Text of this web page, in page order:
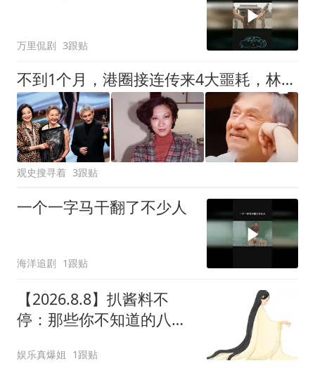
万里侃剧 3跟贴
不到1个月，港圈接连传来4大噩耗，林青霞、成龙的现状令人担忧
观史搜寻着 3跟贴
一个一字马干翻了不少人
海洋追剧 1跟贴
【2026.8.8】扒酱料不
停：那些你不知道的八卦
娱乐真爆姐 1跟贴